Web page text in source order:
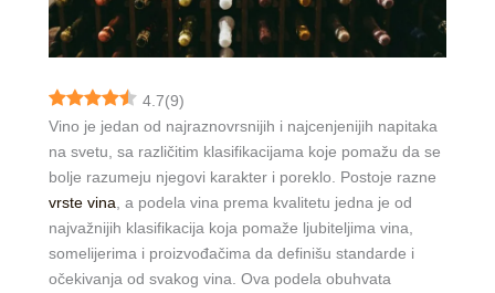
4.7(9)
Vino je jedan od najraznovrsnijih i najcenjenijih napitaka
na svetu, sa različitim klasifikacijama koje pomažu da se
bolje razumeju njegovi karakter i poreklo. Postoje razne
vrste vina , a podela vina prema kvalitetu jedna je od
najvažnijih klasifikacija koja pomaže ljubiteljima vina,
somelijerima i proizvođačima da definišu standarde i
očekivanja od svakog vina. Ova podela obuhvata